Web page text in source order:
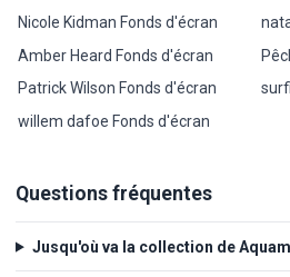
Nicole Kidman Fonds d'écran
Amber Heard Fonds d'écran
Patrick Wilson Fonds d'écran
willem dafoe Fonds d'écran
Questions fréquentes
Jusqu'où va la collection de